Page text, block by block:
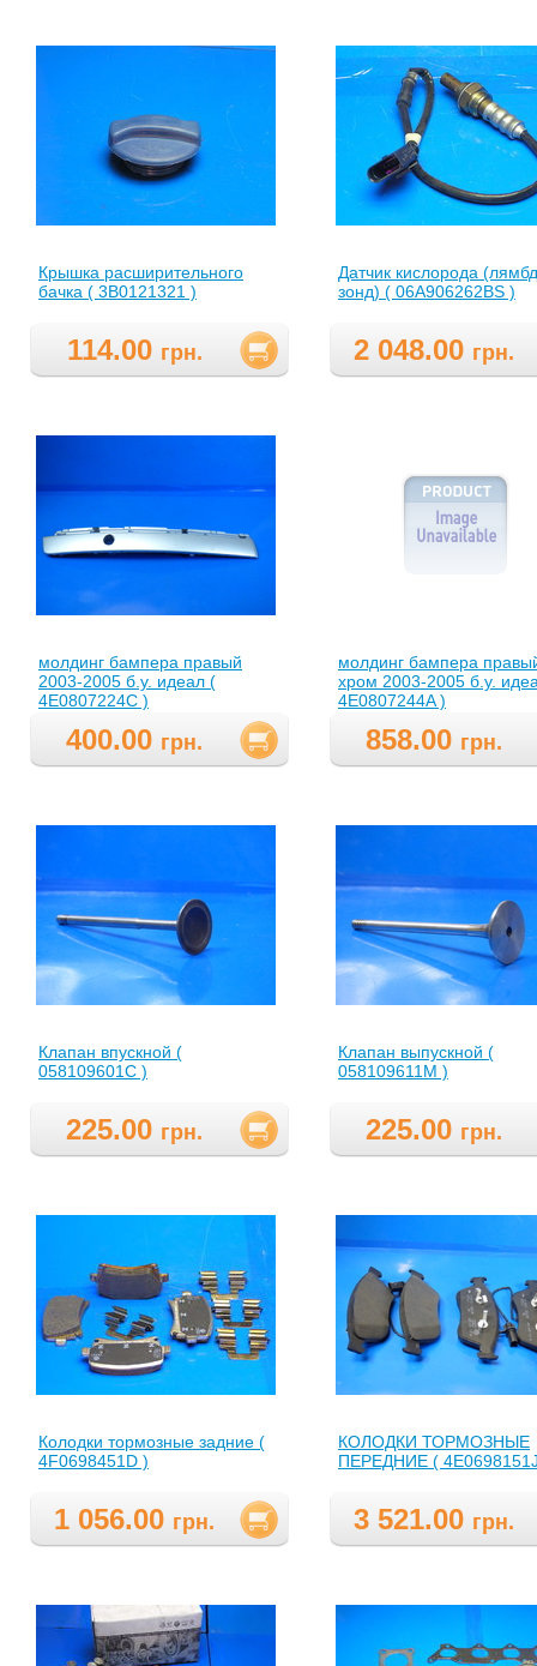
Крышка расширительного
бачка ( 3B0121321 )
114.00 грн.
Датчик кислорода
зонд) ( 06A906262BS )
2 048.00 грн.
молдинг бампера правый
2003-2005 б.у. идеал (
4E0807224C )
400.00 грн.
молдинг бампера
хром 2003-2005 б.у.
4E0807244A )
858.00 грн.
Клапан впускной (
058109601C )
225.00 грн.
Клапан выпускной (
058109611M )
225.00 грн.
Колодки тормозные задние (
4F0698451D )
1 056.00 грн.
КОЛОДКИ ТОРМОЗНЫЕ
ПЕРЕДНИЕ (
3 521.00 грн.